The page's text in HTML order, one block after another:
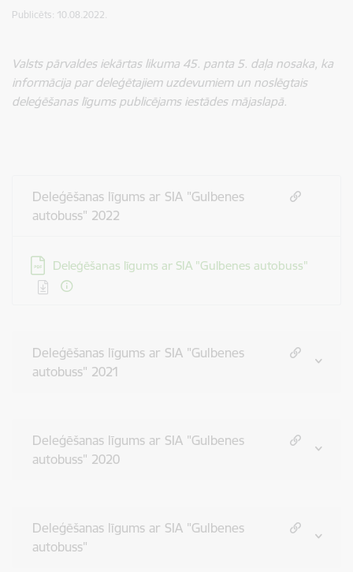
Publicēts: 10.08.2022.
Valsts pārvaldes iekārtas likuma 45. panta 5. daļa nosaka, ka
informācija par deleģētajiem uzdevumiem un noslēgtais
deleģēšanas līgums publicējams iestādes mājaslapā.
Deleģēšanas līgums ar SIA "Gulbenes
autobuss" 2022
Lejupielādēt:
Deleģēšanas līgums ar SIA "Gulbenes autobuss"
Deleģēšanas līgums ar SIA "Gulbenes
autobuss" 2021
Deleģēšanas līgums ar SIA "Gulbenes
autobuss" 2020
Deleģēšanas līgums ar SIA "Gulbenes
autobuss"